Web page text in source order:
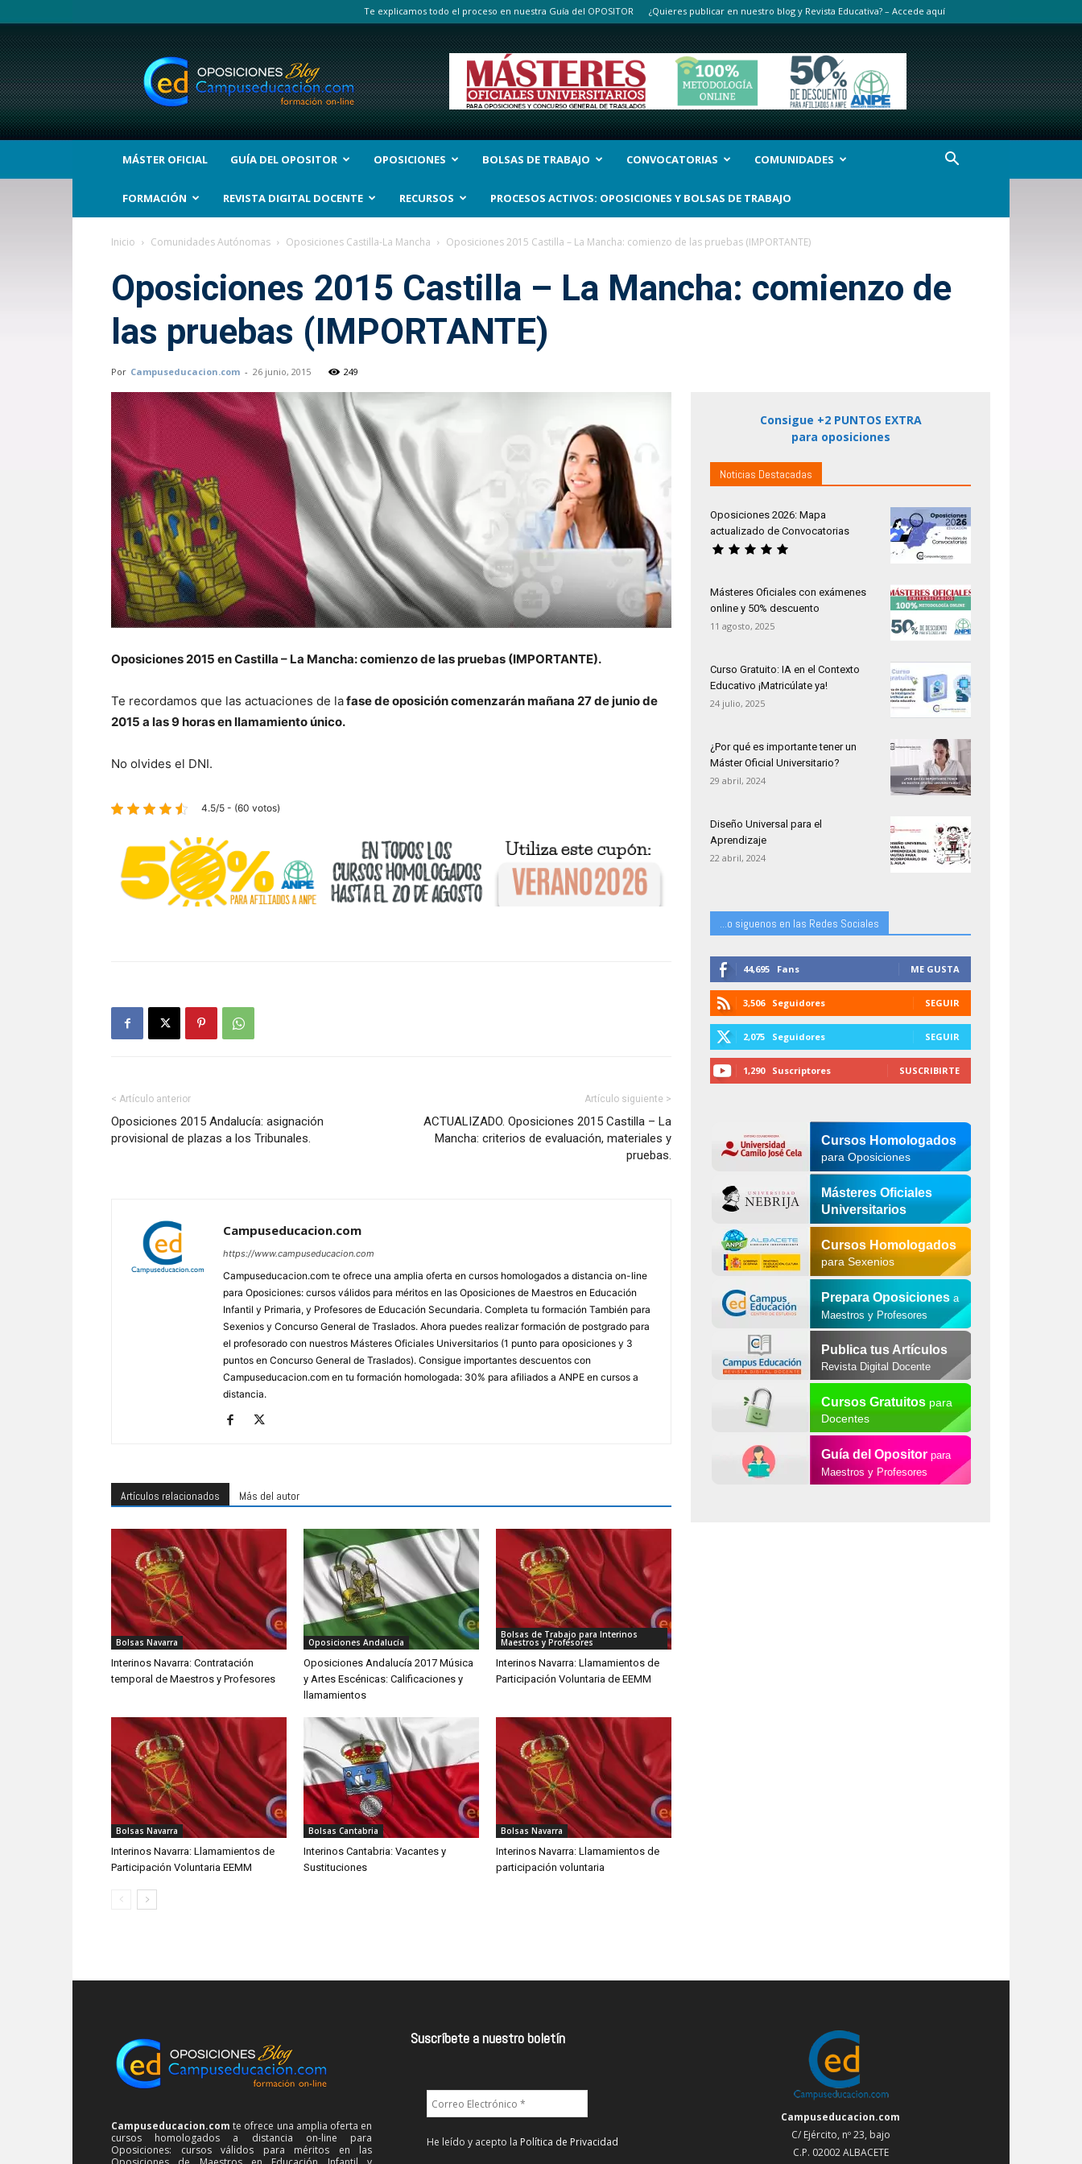
Te explicamos todo el proceso en nuestra Guía del OPOSITOR ¿Quieres publicar en nuestro blog y Revista Educativa? – Accede aquí
BLOG
Noticias
Oposiciones
y
bolsas
Trabajo
Interinos.
MÁSTER OFICIAL GUÍA DEL OPOSITOR OPOSICIONES BOLSAS DE TRABAJO CONVOCATORIAS COMUNIDADES
FORMACIÓN REVISTA DIGITAL DOCENTE RECURSOS PROCESOS ACTIVOS: OPOSICIONES Y BOLSAS DE TRABAJO
Inicio Comunidades Autónomas Oposiciones Castilla-La Mancha Oposiciones 2015 Castilla – La Mancha: comienzo de las pruebas (IMPORTANTE)
Oposiciones 2015 Castilla – La Mancha: comienzo de
las pruebas (IMPORTANTE)
Por Campuseducacion.com - 26 junio, 2015 249
Oposiciones 2015 en Castilla – La Mancha: comienzo de las pruebas (IMPORTANTE).
Te recordamos que las actuaciones de lafase de oposición comenzarán mañana 27 de junio de
2015 a las 9 horas en llamamiento único.
No olvides el DNI.
4.5/5 - (60 votos)
< Artículo anterior
Oposiciones 2015 Andalucía: asignación
provisional de plazas a los Tribunales.
Artículo siguiente >
ACTUALIZADO. Oposiciones 2015 Castilla – La
Mancha: criterios de evaluación, materiales y
pruebas.
Campuseducacion.com
https://www.campuseducacion.com
Campuseducacion.com te ofrece una amplia oferta en cursos homologados a distancia on-line
para Oposiciones: cursos válidos para méritos en las Oposiciones de Maestros en Educación
Infantil y Primaria, y Profesores de Educación Secundaria. Completa tu formación También para
Sexenios y Concurso General de Traslados. Ahora puedes realizar formación de postgrado para
el profesorado con nuestros Másteres Oficiales Universitarios (1 punto para oposiciones y 3
puntos en Concurso General de Traslados). Consigue importantes descuentos con
Campuseducacion.com en tu formación homologada: 30% para afiliados a ANPE en cursos a
distancia.
Artículos relacionados Más del autor
Bolsas Navarra
Interinos Navarra: Contratación
temporal de Maestros y Profesores
Oposiciones Andalucía
Oposiciones Andalucía 2017 Música
y Artes Escénicas: Calificaciones y
llamamientos
Bolsas de Trabajo para Interinos
Maestros y Profesores
Interinos Navarra: Llamamientos de
Participación Voluntaria de EEMM
Bolsas Navarra
Interinos Navarra: Llamamientos de
Participación Voluntaria EEMM
Bolsas Cantabria
Interinos Cantabria: Vacantes y
Sustituciones
Bolsas Navarra
Interinos Navarra: Llamamientos de
participación voluntaria
Consigue +2 PUNTOS EXTRA
para oposiciones
Noticias Destacadas
Oposiciones 2026: Mapa
actualizado de Convocatorias
Másteres Oficiales con exámenes
online y 50% descuento
11 agosto, 2025
Curso Gratuito: IA en el Contexto
Educativo ¡Matricúlate ya!
24 julio, 2025
¿Por qué es importante tener un
Máster Oficial Universitario?
29 abril, 2024
Diseño Universal para el
Aprendizaje
22 abril, 2024
...o siguenos en las Redes Sociales
44,695 Fans ME GUSTA
3,506 Seguidores SEGUIR
2,075 Seguidores SEGUIR
1,290 Suscriptores SUSCRIBIRTE
Cursos Homologados
para Oposiciones
Másteres Oficiales
Universitarios
Cursos Homologados
para Sexenios
Prepara Oposiciones a
Maestros y Profesores
Publica tus Artículos
Revista Digital Docente
Cursos Gratuitospara
Docentes
Guía del Opositor para
Maestros y Profesores
Campuseducacion.com te ofrece una amplia oferta en
cursos homologados a distancia on-line para
Oposiciones: cursos válidos para méritos en las
Suscríbete a nuestro boletín
He leído y acepto la Política de Privacidad
Campuseducacion.com
C/ Ejército, nº 23, bajo
C.P. 02002 ALBACETE